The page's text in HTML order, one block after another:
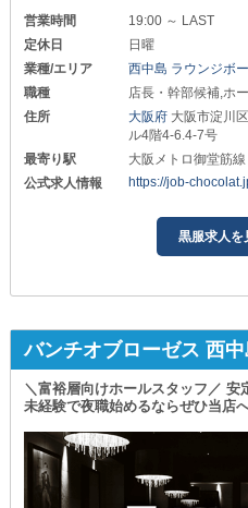
営業時間
19:00 ～ LAST
定休日
日曜
業種/エリア
西中島 ラウンジボ
職種
店長・幹部候補,ホ
住所
大阪府 大阪市淀川
ル4階4-6.4-7号
最寄り駅
大阪メトロ御堂筋
公式求人情報
https://job-
黒服求人を
バンチオブローゼス 西中
＼富裕層向けホールスタッフ／
未経験で夜職始めるならぜひ当店へ